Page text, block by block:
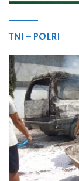
TNI – POLRI